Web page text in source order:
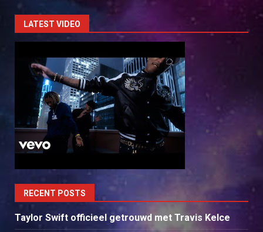
LATEST VIDEO
RECENT POSTS
Taylor Swift officieel getrouwd met Travis Kelce